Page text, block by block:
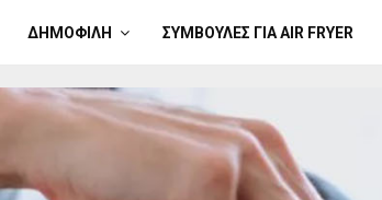
ΔΗΜΟΦΙΛΉ ΣΥΜΒΟΥΛΈΣ ΓΙΑ AIR FRYER